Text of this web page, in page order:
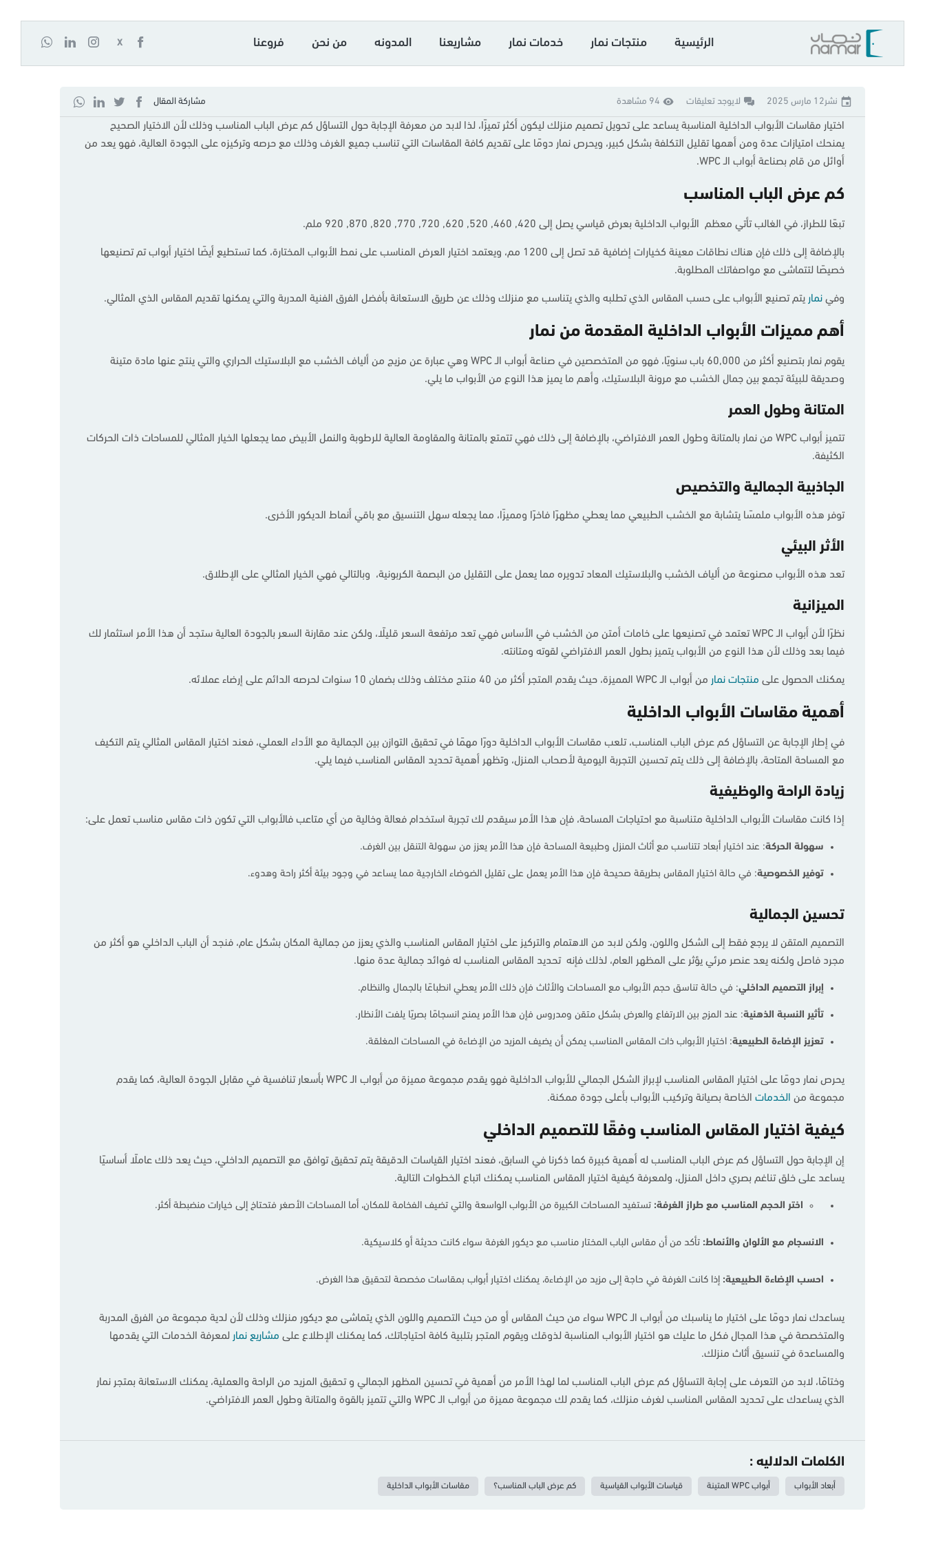
الرئيسية منتجات نمار خدمات نمار مشاريعنا المدونه من نحن فروعنا X
نشر12 مارس 2025 لايوجد تعليقات 94 مشاهدة مشاركة المقال
اختيار مقاسات الأبواب الداخلية المناسبة يساعد على تحويل تصميم منزلك ليكون أكثر تميزًا، لذا لابد من معرفة الإجابة حول التساؤل كم عرض الباب المناسب وذلك لأن الاختيار الصحيح
يمنحك امتيازات عدة ومن أهمها تقليل التكلفة بشكل كبير، ويحرص نمار دومًا على تقديم كافة المقاسات التي تناسب جميع الغرف وذلك مع حرصه وتركيزه على الجودة العالية، فهو يعد من
أوائل من قام بصناعة أبواب الـ WPC.
كم عرض الباب المناسب
تبعًا للطراز، في الغالب تأتي معظم الأبواب الداخلية بعرض قياسي يصل إلى 420, 460, 520, 620, 720, 770, 820, 870, 920 ملم.
بالإضافة إلى ذلك فإن هناك نطاقات معينة كخيارات إضافية قد تصل إلى 1200 مم، ويعتمد اختيار العرض المناسب على نمط الأبواب المختارة، كما تستطيع أيضًا اختيار أبواب تم تصنيعها
خصيصًا لتتماشى مع مواصفاتك المطلوبة.
وفي نمار يتم تصنيع الأبواب على حسب المقاس الذي تطلبه والذي يتناسب مع منزلك وذلك عن طريق الاستعانة بأفضل الفرق الفنية المدربة والتي يمكنها تقديم المقاس الذي المثالي.
أهم مميزات الأبواب الداخلية المقدمة من نمار
يقوم نمار بتصنيع أكثر من 60,000 باب سنويًا، فهو من المتخصصين في صناعة أبواب الـ WPC وهي عبارة عن مزيج من ألياف الخشب مع البلاستيك الحراري والتي ينتج عنها مادة متينة
وصديقة للبيئة تجمع بين جمال الخشب مع مرونة البلاستيك، وأهم ما يميز هذا النوع من الأبواب ما يلي.
المتانة وطول العمر
تتميز أبواب WPC من نمار بالمتانة وطول العمر الافتراضي، بالإضافة إلى ذلك فهي تتمتع بالمتانة والمقاومة العالية للرطوبة والنمل الأبيض مما يجعلها الخيار المثالي للمساحات ذات الحركات
الكثيفة.
الجاذبية الجمالية والتخصيص
توفر هذه الأبواب ملمسًا يتشابة مع الخشب الطبيعي مما يعطي مظهرًا فاخرًا ومميزًا، مما يجعله سهل التنسيق مع باقي أنماط الديكور الأخرى.
الأثر البيئي
تعد هذه الأبواب مصنوعة من ألياف الخشب والبلاستيك المعاد تدويره مما يعمل على التقليل من البصمة الكربونية، وبالتالي فهي الخيار المثالي على الإطلاق.
الميزانية
نظرًا لأن أبواب الـ WPC تعتمد في تصنيعها على خامات أمتن من الخشب في الأساس فهي تعد مرتفعة السعر قليلًا، ولكن عند مقارنة السعر بالجودة العالية ستجد أن هذا الأمر استثمار لك
فيما بعد وذلك لأن هذا النوع من الأبواب يتميز بطول العمر الافتراضي لقوته ومتانته.
يمكنك الحصول على منتجات نمار من أبواب الـ WPC المميزة، حيث يقدم المتجر أكثر من 40 منتج مختلف وذلك بضمان 10 سنوات لحرصه الدائم على إرضاء عملائه.
أهمية مقاسات الأبواب الداخلية
في إطار الإجابة عن التساؤل كم عرض الباب المناسب، تلعب مقاسات الأبواب الداخلية دورًا مهمًا في تحقيق التوازن بين الجمالية مع الأداء العملي، فعند اختيار المقاس المثالي يتم التكيف
مع المساحة المتاحة، بالإضافة إلى ذلك يتم تحسين التجربة اليومية لأصحاب المنزل، وتظهر أهمية تحديد المقاس المناسب فيما يلي.
زيادة الراحة والوظيفية
إذا كانت مقاسات الأبواب الداخلية متناسبة مع احتياجات المساحة، فإن هذا الأمر سيقدم لك تجربة استخدام فعالة وخالية من أي متاعب فالأبواب التي تكون ذات مقاس مناسب تعمل على:
سهولة الحركة: عند اختيار أبعاد تتناسب مع أثاث المنزل وطبيعة المساحة فإن هذا الأمر يعزز من سهولة التنقل بين الغرف.
توفير الخصوصية: في حالة اختيار المقاس بطريقة صحيحة فإن هذا الأمر يعمل على تقليل الضوضاء الخارجية مما يساعد في وجود بيئة أكثر راحة وهدوء.
تحسين الجمالية
التصميم المتقن لا يرجع فقط إلى الشكل واللون، ولكن لابد من الاهتمام والتركيز على اختيار المقاس المناسب والذي يعزز من جمالية المكان بشكل عام، فنجد أن الباب الداخلي هو أكثر من
مجرد فاصل ولكنه يعد عنصر مرئي يؤثر على المظهر العام، لذلك فإنه تحديد المقاس المناسب له فوائد جمالية عدة منها.
إبراز التصميم الداخلي: في حالة تناسق حجم الأبواب مع المساحات والأثاث فإن ذلك الأمر يعطي انطباعًا بالجمال والنظام.
تأثير النسبة الذهنية: عند المزج بين الارتفاع والعرض بشكل متقن ومدروس فإن هذا الأمر يمنح انسجامًا بصريًا يلفت الأنظار.
تعزيز الإضاءة الطبيعية: اختيار الأبواب ذات المقاس المناسب يمكن أن يضيف المزيد من الإضاءة في المساحات المغلقة.
يحرص نمار دومًا على اختيار المقاس المناسب لإبراز الشكل الجمالي للأبواب الداخلية فهو يقدم مجموعة مميزة من أبواب الـ WPC بأسعار تنافسية في مقابل الجودة العالية، كما يقدم
مجموعة من الخدمات الخاصة بصيانة وتركيب الأبواب بأعلى جودة ممكنة.
كيفية اختيار المقاس المناسب وفقًا للتصميم الداخلي
إن الإجابة حول التساؤل كم عرض الباب المناسب له أهمية كبيرة كما ذكرنا في السابق، فعند اختيار القياسات الدقيقة يتم تحقيق توافق مع التصميم الداخلي، حيث يعد ذلك عاملًا أساسيًا
يساعد على خلق تناغم بصري داخل المنزل، ولمعرفة كيفية اختيار المقاس المناسب يمكنك اتباع الخطوات التالية.
اختر الحجم المناسب مع طراز الغرفة: تستفيد المساحات الكبيرة من الأبواب الواسعة والتي تضيف الفخامة للمكان، أما المساحات الأصغر فتحتاخ إلى خيارات منضبطة أكثر.
الانسجام مع الألوان والأنماط: تأكد من أن مقاس الباب المختار مناسب مع ديكور الغرفة سواء كانت حديثة أو كلاسيكية.
احسب الإضاءة الطبيعية: إذا كانت الغرفة في حاجة إلى مزيد من الإضاءة، يمكنك اختيار أبواب بمقاسات مخصصة لتحقيق هذا الغرض.
يساعدك نمار دومًا على اختيار ما يناسبك من أبواب الـ WPC سواء من حيث المقاس أو من حيث التصميم واللون الذي يتماشى مع ديكور منزلك وذلك لأن لدية مجموعة من الفرق المدربة
والمتخصصة في هذا المجال فكل ما عليك هو اختيار الأبواب المناسبة لذوقك ويقوم المتجر بتلبية كافة احتياجاتك، كما يمكنك الإطلاع على مشاريع نمار لمعرفة الخدمات التي يقدمها
والمساعدة في تنسيق أثاث منزلك.
وختامًا، لابد من التعرف على إجابة التساؤل كم عرض الباب المناسب لما لهذا الأمر من أهمية في تحسين المظهر الجمالي و تحقيق المزيد من الراحة والعملية، يمكنك الاستعانة بمتجر نمار
الذي يساعدك على تحديد المقاس المناسب لغرف منزلك، كما يقدم لك مجموعة مميزة من أبواب الـ WPC والتي تتميز بالقوة والمتانة وطول العمر الافتراضي.
الكلمات الدلاليه :
أبعاد الأبواب أبواب WPC المتينة قياسات الأبواب القياسية كم عرض الباب المناسب؟ مقاسات الأبواب الداخلية